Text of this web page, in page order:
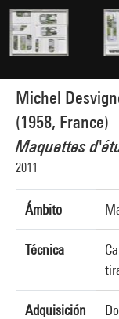
Michel
(1958, France)
Maquettes
2011
Ámbito
Técnica
Adquisición
Créditos fotográficos :
Referencia de la imagen :
Difusión de la imagen :